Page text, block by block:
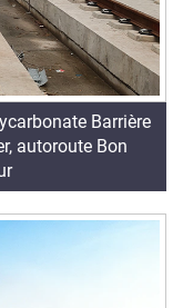
Barrière
autoroute Bon